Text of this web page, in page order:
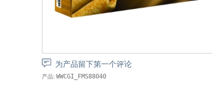
为产品留下第一个评论
产品: WWCGI_FMS88040